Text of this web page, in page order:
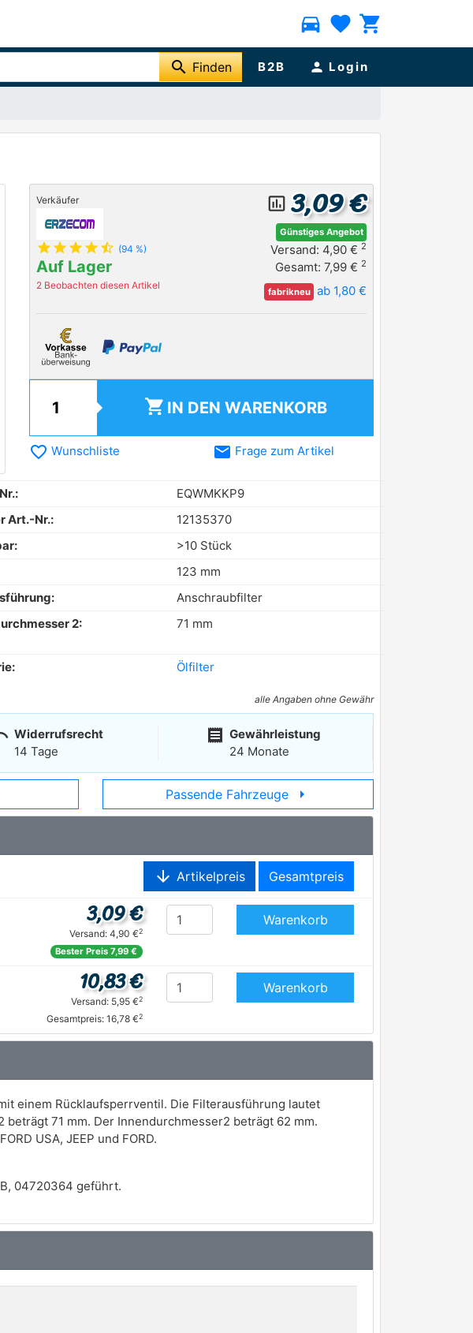
directions_car favorite shopping_cart
search Finden B2B person Login
Verkäufer
star star star star star_half (94 %)
Auf Lager
2 Beobachten diesen Artikel
insert_chart_outlined 3,09 €
Günstiges Angebot
Versand: 4,90 € 2
Gesamt: 7,99 € 2
fabrikneu ab 1,80 €
shopping_cart IN DEN WARENKORB
favorite_border Wunschliste email Frage zum Artikel
EQWMKKP9
Art.-Nr.:
12135370
>10 Stück
123 mm
Anschraubfilter
2: 71 mm
Ölfilter
alle Angaben ohne Gewähr
Widerrufsrecht
14 Tage
receipt Gewährleistung
24 Monate
Passende Fahrzeuge arrow_right
arrow_downward Artikelpreis Gesamtpreis
3,09 €
Versand: 4,90 €2
Bester Preis 7,99 €
Warenkorb
10,83 €
Versand: 5,95 €2
Gesamtpreis: 16,78 €2
Warenkorb
einem Rücklaufsperrventil. Die Filterausführung lautet
71 mm. Der Innendurchmesser2 beträgt 62 mm.
USA, JEEP und FORD.
04720364 geführt.